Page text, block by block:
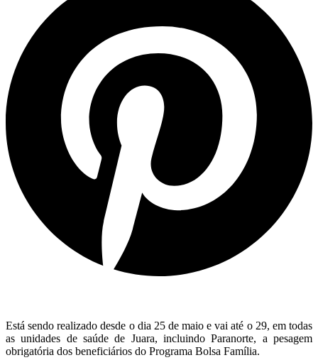
Está sendo realizado desde o dia 25 de maio e vai até o 29, em todas
as unidades de saúde de Juara, incluindo Paranorte, a pesagem
obrigatória dos beneficiários do Programa Bolsa Família.